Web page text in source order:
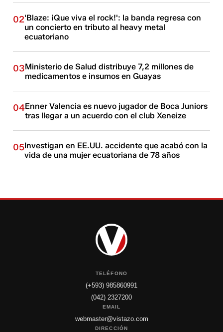
02'Blaze: ¡Que viva el rock!': la banda regresa con
un concierto en tributo al heavy metal
ecuatoriano
03Ministerio de Salud distribuye 7,2 millones de
medicamentos e insumos en Guayas
04Enner Valencia es nuevo jugador de Boca Juniors
tras llegar a un acuerdo con el club Xeneize
05Investigan en EE.UU. accidente que acabó con la
vida de una mujer ecuatoriana de 78 años
TELÉFONO
(+593) 985860991
(042) 2327200
EMAIL
webmaster@vistazo.com
DIRECCIÓN